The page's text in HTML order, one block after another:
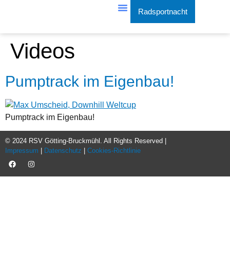
Radsportnacht
Videos
Pumptrack im Eigenbau!
Pumptrack im Eigenbau!
© 2024 RSV Götting-Bruckmühl. All Rights Reserved |
Impressum
Datenschutz Cookies-Richtlinie